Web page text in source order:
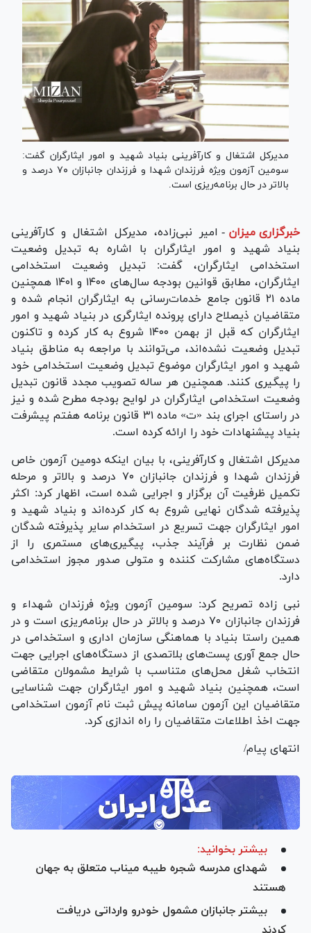
مدیرکل اشتغال و کارآفرینی بنیاد شهید و امور ایثارگران گفت:
سومین آزمون ویژه فرزندان شهدا و فرزندان جانبازان ۷۰ درصد و
بالاتر در حال برنامه‌ریزی است.
خبرگزاری میزان - امیر نبی‌زاده، مدیرکل اشتغال و کارآفرینی
بنیاد شهید و امور ایثارگران با اشاره به تبدیل وضعیت
استخدامی ایثارگران، گفت: تبدیل وضعیت استخدامی
ایثارگران، مطابق قوانین بودجه سال‌های ۱۴۰۰ و ۱۴۰۱ همچنین
ماده ۲۱ قانون جامع خدمات‌رسانی به ایثارگران انجام شده و
متقاضیان ذیصلاح دارای پرونده ایثارگری در بنیاد شهید و امور
ایثارگران که قبل از بهمن ۱۴۰۰ شروع به کار کرده و تاکنون
تبدیل وضعیت نشده‌اند، می‌توانند با مراجعه به مناطق بنیاد
شهید و امور ایثارگران موضوع تبدیل وضعیت استخدامی خود
را پیگیری کنند. همچنین هر ساله تصویب مجدد قانون تبدیل
وضعیت استخدامی ایثارگران در لوایح بودجه مطرح شده و نیز
در راستای اجرای بند «ت» ماده ۳۱ قانون برنامه هفتم پیشرفت
بنیاد پیشنهادات خود را ارائه کرده است.
مدیرکل اشتغال و کارآفرینی، با بیان اینکه دومین آزمون خاص
فرزندان شهدا و فرزندان جانبازان ۷۰ درصد و بالاتر و مرحله
تکمیل ظرفیت آن برگزار و اجرایی شده است، اظهار کرد: اکثر
پذیرفته شدگان نهایی شروع به کار کرده‌اند و بنیاد شهید و
امور ایثارگران جهت تسریع در استخدام سایر پذیرفته شدگان
ضمن نظارت بر فرآیند جذب، پیگیری‌های مستمری را از
دستگاه‌های مشارکت کننده و متولی صدور مجوز استخدامی
دارد.
نبی زاده تصریح کرد: سومین آزمون ویژه فرزندان شهداء و
فرزندان جانبازان ۷۰ درصد و بالاتر در حال برنامه‌ریزی است و در
همین راستا بنیاد با هماهنگی سازمان اداری و استخدامی در
حال جمع آوری پست‌های بلاتصدی از دستگاه‌های اجرایی جهت
انتخاب شغل محل‌های متناسب با شرایط مشمولان متقاضی
است، همچنین بنیاد شهید و امور ایثارگران جهت شناسایی
متقاضیان این آزمون سامانه پیش ثبت نام آزمون استخدامی
جهت اخذ اطلاعات متقاضیان را راه اندازی کرد.
انتهای پیام/
بیشتر بخوانید:
شهدای مدرسه شجره طیبه میناب متعلق به جهان
هستند
بیشتر جانبازان مشمول خودرو وارداتی دریافت
کردند